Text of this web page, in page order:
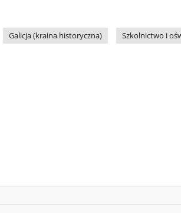
Galicja (kraina historyczna) Szkolnictwo i